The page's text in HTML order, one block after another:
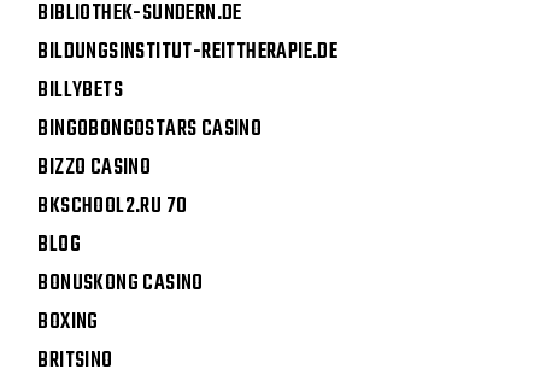
BIBLIOTHEK-SUNDERN.DE
BILDUNGSINSTITUT-REITTHERAPIE.DE
BILLYBETS
BINGOBONGOSTARS CASINO
BIZZO CASINO
BKSCHOOL2.RU 70
BLOG
BONUSKONG CASINO
BOXING
BRITSINO